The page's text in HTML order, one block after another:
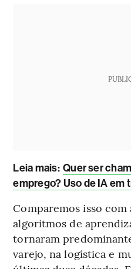
Leia mais: Quer ser
emprego? Uso de IA em
Comparemos isso
algoritmos de
tornaram
varejo, na logística e